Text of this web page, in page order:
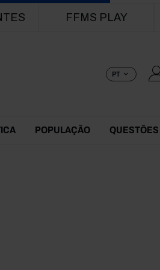
FFMS PLAY
PT
POPULAÇÃO